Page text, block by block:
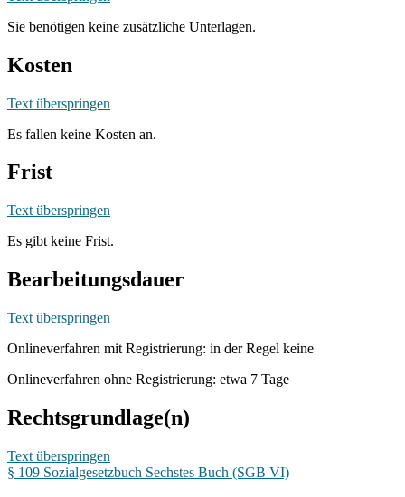
Sie benötigen keine zusätzliche Unterlagen.
Kosten
Text überspringen
Es fallen keine Kosten an.
Frist
Text überspringen
Es gibt keine Frist.
Bearbeitungsdauer
Text überspringen
Onlineverfahren mit Registrierung: in der Regel keine
Onlineverfahren ohne Registrierung: etwa 7 Tage
Rechtsgrundlage(n)
Text überspringen
§ 109 Sozialgesetzbuch Sechstes Buch (SGB VI)